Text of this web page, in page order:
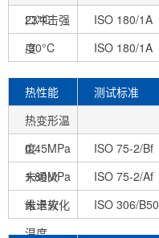
口冲击强
度
23°C ISO 180/1A
-30°C
ISO 180/1A
热性能 测试标准
热变形温
度
0.45MPa
未退火
ISO 75-2/Bf
1.80MPa
未退火
ISO 75-2/Af
维卡软化
温度
ISO 306/B50